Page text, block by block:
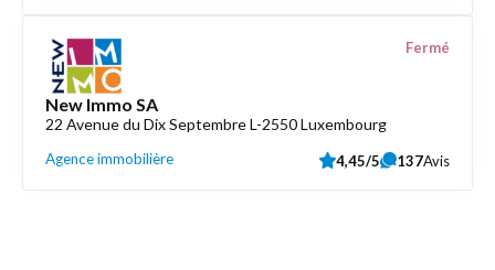
New Immo SA
22 Avenue du Dix Septembre L-2550 Luxembourg
Agence immobilière
Fermé
4,45/5 137Avis